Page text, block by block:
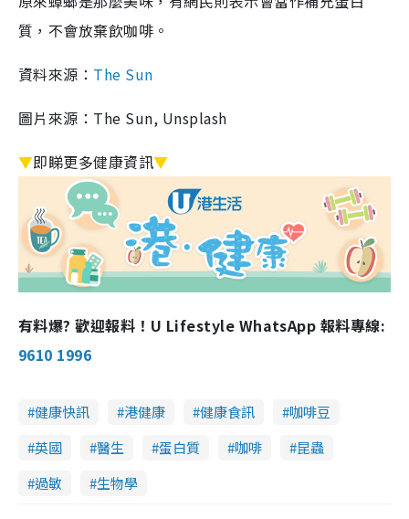
質，不會放棄飲咖啡。
資料來源： The Sun
圖片來源：The Sun, Unsplash
▼即睇更多健康資訊▼
有料爆? 歡迎報料！U Lifestyle WhatsApp 報料專線:
9610 1996
健康快訊 港健康 健康食訊
咖啡豆
英國
醫生 蛋白質 咖啡
昆蟲
過敏
生物學